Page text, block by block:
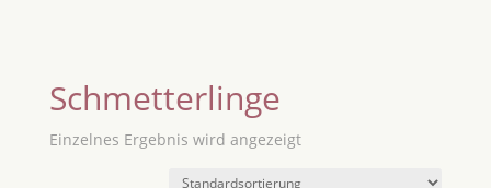
Schmetterlinge
Einzelnes Ergebnis wird angezeigt